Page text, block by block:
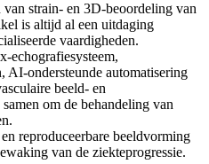
van strain- en 3D-beoordeling van
is altijd al een uitdaging
vaardigheden.
echografiesysteem,
ondersteunde automatisering
beeld- en
om de behandeling van
reproduceerbare beeldvorming
van de ziekteprogressie.